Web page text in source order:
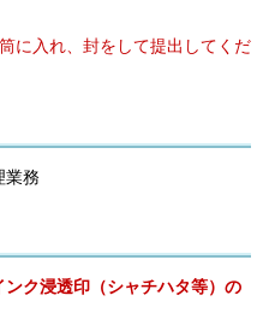
に入れ、封をして提出してくだ
業務
ク浸透印（シャチハタ等）の